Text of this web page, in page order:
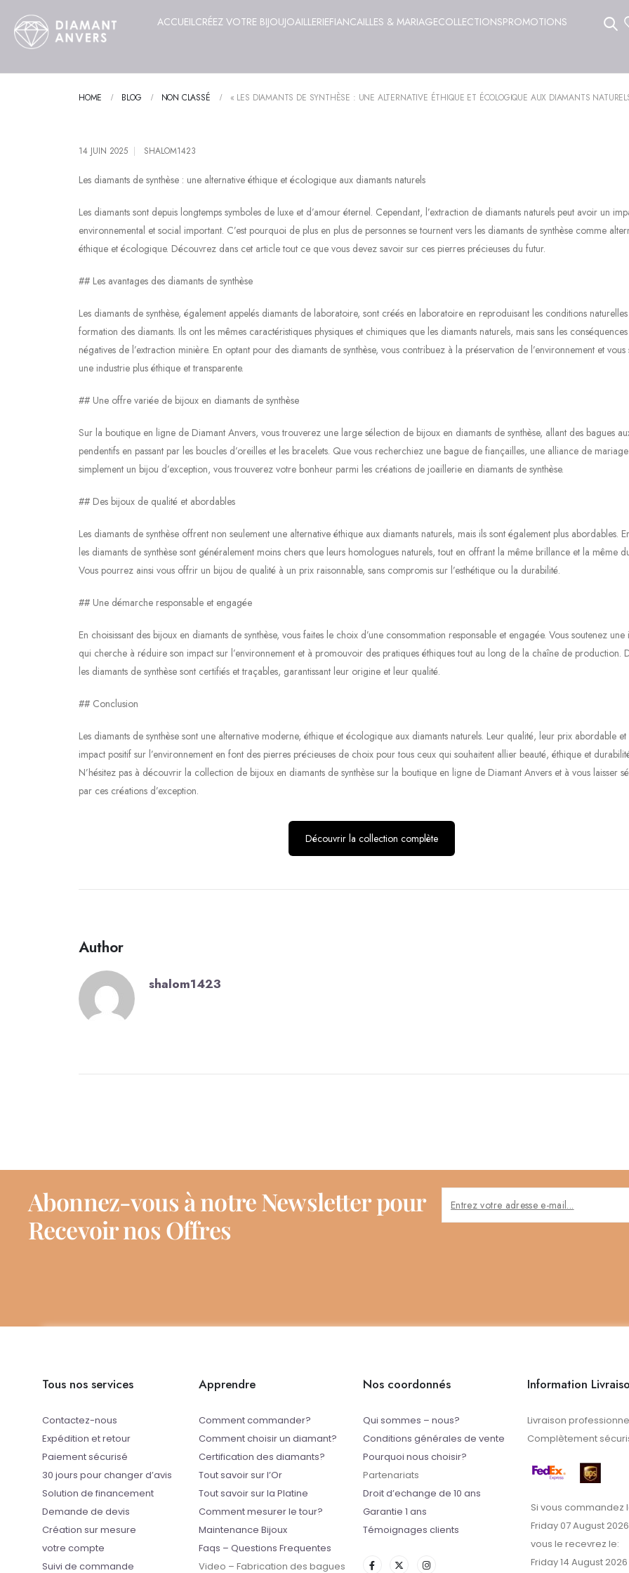
ACCUEILCRÉEZ VOTRE BIJOUJOAILLERIEFIANCAILLES & MARIAGECOLLECTIONSPROMOTIONS
HOME BLOG NON CLASSÉ « LES DIAMANTS DE SYNTHÈSE : UNE ALTERNATIVE ÉTHIQUE ET ÉCOLOGIQUE AUX DIAMANTS
14 JUIN 2025 SHALOM1423
Les diamants de synthèse : une alternative éthique et écologique aux diamants naturels
Les diamants sont depuis longtemps symboles de luxe et d’amour éternel. Cependant, l’extraction de diamants naturels peut avoir un
environnemental et social important. C’est pourquoi de plus en plus de personnes se tournent vers les diamants de synthèse comme
éthique et écologique. Découvrez dans cet article tout ce que vous devez savoir sur ces pierres précieuses du futur.
## Les avantages des diamants de synthèse
Les diamants de synthèse, également appelés diamants de laboratoire, sont créés en laboratoire en reproduisant les conditions
formation des diamants. Ils ont les mêmes caractéristiques physiques et chimiques que les diamants naturels, mais sans les conséquences
négatives de l’extraction minière. En optant pour des diamants de synthèse, vous contribuez à la préservation de l’environnement et vous
une industrie plus éthique et transparente.
## Une offre variée de bijoux en diamants de synthèse
Sur la boutique en ligne de Diamant Anvers, vous trouverez une large sélection de bijoux en diamants de synthèse, allant des bagues
pendentifs en passant par les boucles d’oreilles et les bracelets. Que vous recherchiez une bague de fiançailles, une alliance de
simplement un bijou d’exception, vous trouverez votre bonheur parmi les créations de joaillerie en diamants de synthèse.
## Des bijoux de qualité et abordables
Les diamants de synthèse offrent non seulement une alternative éthique aux diamants naturels, mais ils sont également plus abordables.
les diamants de synthèse sont généralement moins chers que leurs homologues naturels, tout en offrant la même brillance et la même
Vous pourrez ainsi vous offrir un bijou de qualité à un prix raisonnable, sans compromis sur l’esthétique ou la durabilité.
## Une démarche responsable et engagée
En choisissant des bijoux en diamants de synthèse, vous faites le choix d’une consommation responsable et engagée. Vous soutenez une
qui cherche à réduire son impact sur l’environnement et à promouvoir des pratiques éthiques tout au long de la chaîne de production.
les diamants de synthèse sont certifiés et traçables, garantissant leur origine et leur qualité.
## Conclusion
Les diamants de synthèse sont une alternative moderne, éthique et écologique aux diamants naturels. Leur qualité, leur prix abordable
impact positif sur l’environnement en font des pierres précieuses de choix pour tous ceux qui souhaitent allier beauté, éthique et
N’hésitez pas à découvrir la collection de bijoux en diamants de synthèse sur la boutique en ligne de Diamant Anvers et à vous laisser
par ces créations d’exception.
Découvrir la collection complète
Author
shalom1423
Abonnez-vous à notre Newsletter pour
Recevoir nos Offres
Tous nos services
Contactez-nous
Expédition et retour
Paiement sécurisé
30 jours pour changer d’avis
Solution de financement
Demande de devis
Création sur mesure
votre compte
Suivi de commande
Apprendre
Comment commander?
Comment choisir un diamant?
Certification des diamants?
Tout savoir sur l’Or
Tout savoir sur la Platine
Comment mesurer le tour?
Maintenance Bijoux
Faqs – Questions Frequentes
Video – Fabrication des bagues
Nos coordonnés
Qui sommes – nous?
Conditions générales de vente
Pourquoi nous choisir?
Partenariats
Droit d’echange de 10 ans
Garantie 1 ans
Témoignages clients
Information
Livraison
Complètement
Si vous commandez
Friday 07 August 2026
vous le recevrez le:
Friday 14 August 2026